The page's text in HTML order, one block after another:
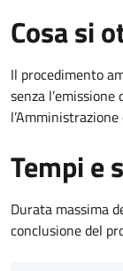
Cosa si
Il procedimento
senza
Tempi e
Durata massima
conclusione del